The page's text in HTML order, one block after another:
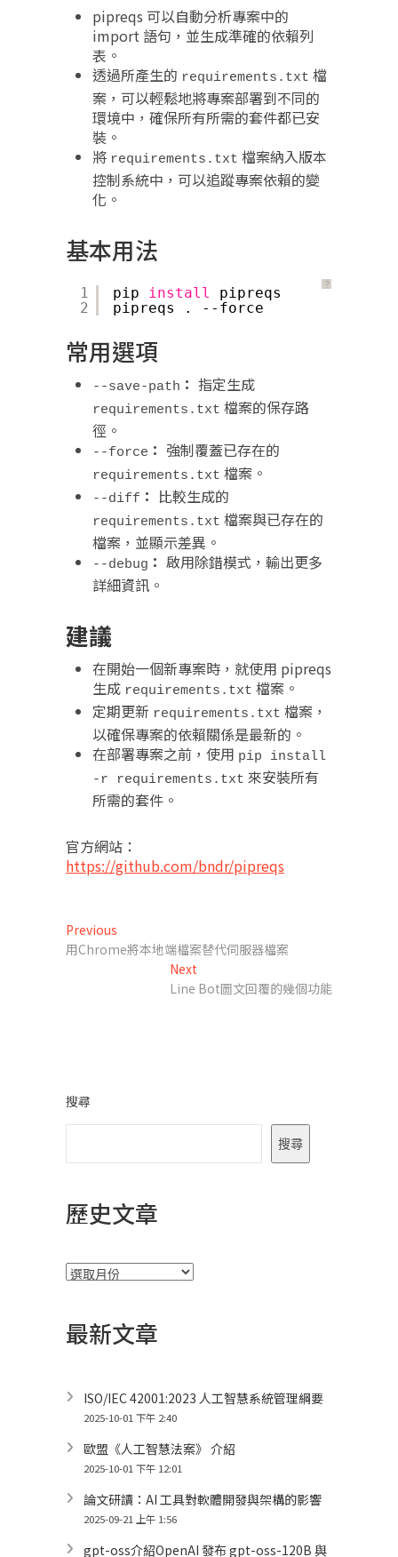
pipreqs 可以自動分析專案中的
import 語句，並生成準確的依賴列
表。
透過所產生的 requirements.txt 檔
案，可以輕鬆地將專案部署到不同的
環境中，確保所有所需的套件都已安
裝。
將 requirements.txt 檔案納入版本
控制系統中，可以追蹤專案依賴的變
化。
基本用法
？
1
2
pip install
pipreqs
pipreqs . --force
常用選項
--save-path ： 指定生成
requirements.txt 檔案的保存路
徑。
--force ： 強制覆蓋已存在的
requirements.txt 檔案。
--diff ： 比較生成的
requirements.txt 檔案與已存在的
檔案，並顯示差異。
--debug ： 啟用除錯模式，輸出更多
詳細資訊。
建議
在開始一個新專案時，就使用 pipreqs
生成 requirements.txt 檔案。
定期更新 requirements.txt 檔案，
以確保專案的依賴關係是最新的。
在部署專案之前，使用 pip install
-r requirements.txt 來安裝所有
所需的套件。
官方網站：
https://github.com/bndr/pipreqs
文
章
Previous
post:
用Chrome將本地端檔案替代伺服器檔案
Next
post:
Line Bot圖文回覆的幾個功能
搜尋
搜尋
歷史文章
彙
最新文章
ISO/IEC 42001:2023 人工智慧系統管理綱要
2025-10-01 下午 2:40
歐盟《人工智慧法案》 介紹
2025-10-01 下午 12:01
論文研讀：AI 工具對軟體開發與架構的影響
2025-09-21 上午 1:56
gpt-oss介紹OpenAI 發布 gpt-oss-120B 與